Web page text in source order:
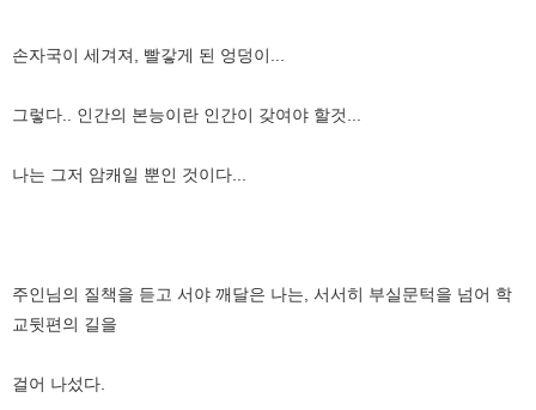
손자국이 세겨져, 빨갛게 된 엉덩이...
그렇다.. 인간의 본능이란 인간이 갖여야 할것...
나는 그저 암캐일 뿐인 것이다...
주인님의 질책을 듣고 서야 깨달은 나는, 서서히 부실문턱을 넘어 학
교뒷편의 길을
걸어 나섰다.